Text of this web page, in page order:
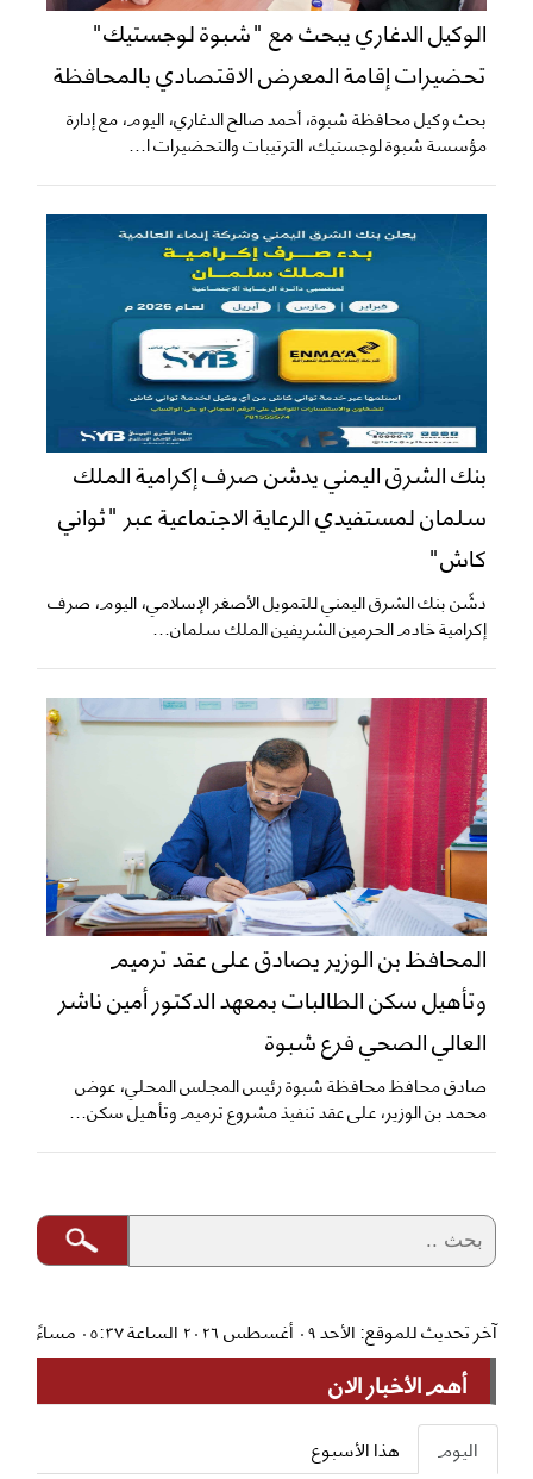
الوكيل الدغاري يبحث مع "شبوة لوجستيك"
تحضيرات إقامة المعرض الاقتصادي بالمحافظة
​بحث وكيل محافظة شبوة، أحمد صالح الدغاري، اليوم، مع إدارة
مؤسسة شبوة لوجستيك، الترتيبات والتحضيرات ا...
بنك الشرق اليمني يدشن صرف إكرامية الملك
سلمان لمستفيدي الرعاية الاجتماعية عبر "ثواني
كاش"
دشّن بنك الشرق اليمني للتمويل الأصغر الإسلامي، اليوم، صرف
إكرامية خادم الحرمين الشريفين الملك سلمان...
المحافظ بن الوزير يصادق على عقد ترميم
وتأهيل سكن الطالبات بمعهد الدكتور أمين ناشر
العالي الصحي فرع شبوة
صادق محافظ محافظة شبوة رئيس المجلس المحلي، عوض
محمد بن الوزير، على عقد تنفيذ مشروع ترميم وتأهيل سكن...
آخر تحديث للموقع: الأحد ٠٩ أغسطس ٢٠٢٦ الساعة ٠٥:٣٧ مساءً
أهم الأخبار الان
اليوم هذا الأسبوع